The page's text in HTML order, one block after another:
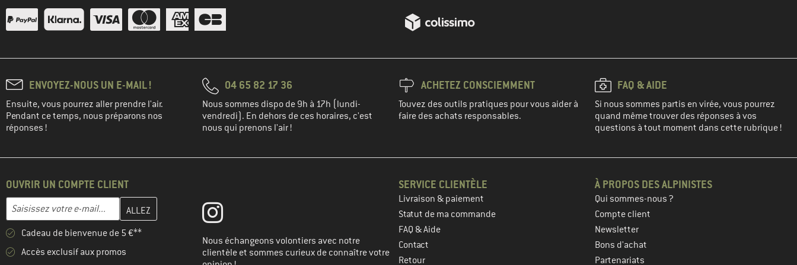
ENVOYEZ-NOUS UN E-MAIL !
Ensuite, vous pourrez aller prendre l'air.
Pendant ce temps, nous préparons nos
réponses !
04 65 82 17 36
Nous sommes dispo de 9h à 17h (lundi-
vendredi). En dehors de ces horaires, c'est
nous qui prenons l'air !
ACHETEZ CONSCIEMMENT
Touvez des outils pratiques pour vous aider à
faire des achats responsables.
FAQ & AIDE
Si nous sommes partis en virée, vous pourrez
quand même trouver des réponses à vos
questions à tout moment dans cette rubrique !
OUVRIR UN COMPTE CLIENT
Adresse e-mail
Entrez votre adresse e-mail ici et créez votre compte client à la prochaine étape
Cadeau de bienvenue de 5 €**
Accès exclusif aux promos
Nous échangeons volontiers avec notre
clientèle et sommes curieux de connaître votre
SERVICE CLIENTÈLE
Livraison & paiement
Statut de ma commande
FAQ & Aide
Contact
Retour
À PROPOS DES ALPINISTES
Qui sommes-nous ?
Compte client
Newsletter
Bons d'achat
Partenariats